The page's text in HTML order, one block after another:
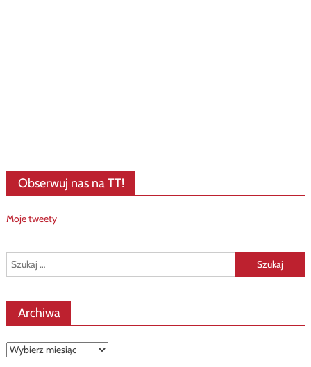
Obserwuj nas na TT!
Moje tweety
Szukaj:
Archiwa
Archiwa